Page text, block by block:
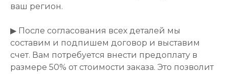
ваш регион.
▶ После согласования всех деталей мы
составим и подпишем договор и выставим
счет. Вам потребуется внести предоплату в
размере 50% от стоимости заказа. Это позволит